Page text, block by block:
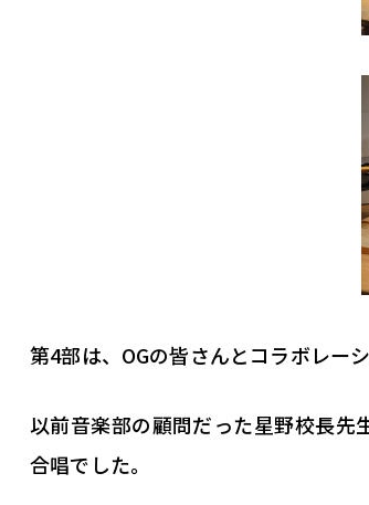
第4部は、OGの皆さんとコラボレー
以前音楽部の顧問だった星野校長先
合唱でした。